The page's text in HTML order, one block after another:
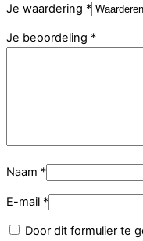
Je waardering *
Je beoordeling *
Naam *
E-mail *
Door dit formulier te